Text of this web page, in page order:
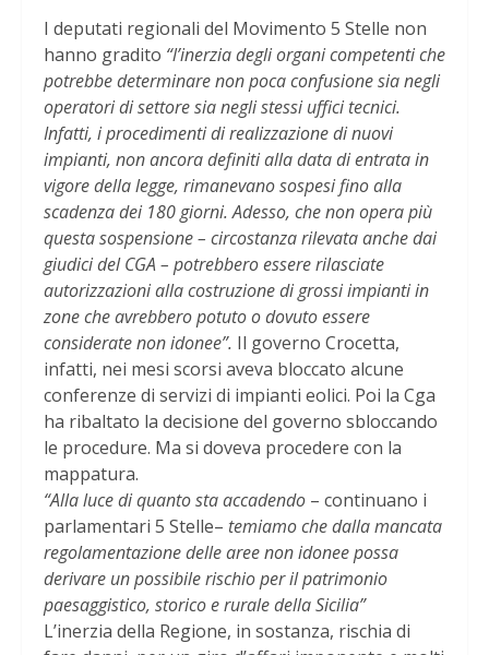
I deputati regionali del Movimento 5 Stelle non
hanno gradito “l’inerzia degli organi competenti che
potrebbe determinare non poca confusione sia negli
operatori di settore sia negli stessi uffici tecnici.
Infatti, i procedimenti di realizzazione di nuovi
impianti, non ancora definiti alla data di entrata in
vigore della legge, rimanevano sospesi fino alla
scadenza dei 180 giorni. Adesso, che non opera più
questa sospensione – circostanza rilevata anche dai
giudici del CGA – potrebbero essere rilasciate
autorizzazioni alla costruzione di grossi impianti in
zone che avrebbero potuto o dovuto essere
considerate non idonee”. Il governo Crocetta,
infatti, nei mesi scorsi aveva bloccato alcune
conferenze di servizi di impianti eolici. Poi la Cga
ha ribaltato la decisione del governo sbloccando
le procedure. Ma si doveva procedere con la
mappatura.
“Alla luce di quanto sta accadendo – continuano i
parlamentari 5 Stelle– temiamo che dalla mancata
regolamentazione delle aree non idonee possa
derivare un possibile rischio per il patrimonio
paesaggistico, storico e rurale della Sicilia”
L’inerzia della Regione, in sostanza, rischia di